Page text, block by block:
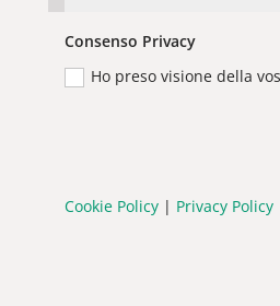
Consenso Privacy
Ho preso visione della
Cookie Policy| Privacy Policy